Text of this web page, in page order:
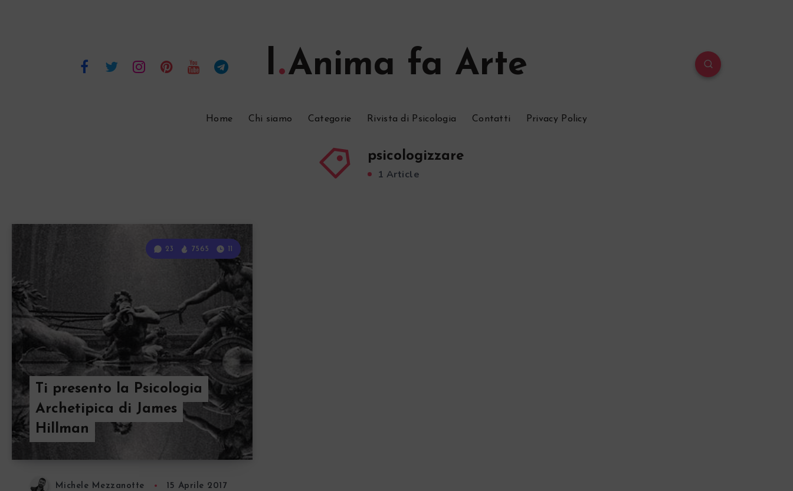
l Anima fa Arte
Home Chi siamo Categorie Rivista di Psicologia Contatti Privacy Policy
psicologizzare
1 Article
Ti presento la Psicologia
Archetipica di James
Hillman
23 7565 11
Michele Mezzanotte 15 Aprile 2017